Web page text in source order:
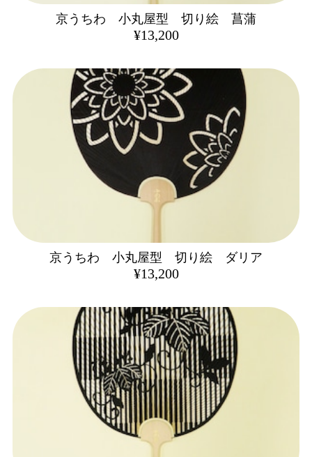
京うちわ 小丸屋型 切り絵 菖蒲
¥13,200
京うちわ 小丸屋型 切り絵 ダリア
¥13,200